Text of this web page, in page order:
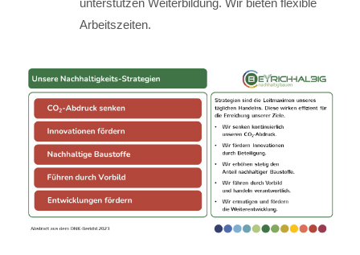
unterstützen Weiterbildung. Wir bieten flexible
Arbeitszeiten.